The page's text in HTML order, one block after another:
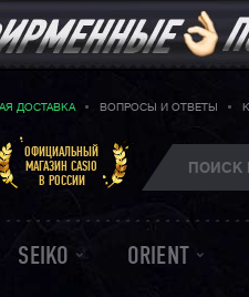
ДОСТАВКА ВОПРОСЫ И ОТВЕТЫ
ОФИЦИАЛЬНЫЙ
МАГАЗИН CASIO
В РОССИИ
SEIKO ORIENT